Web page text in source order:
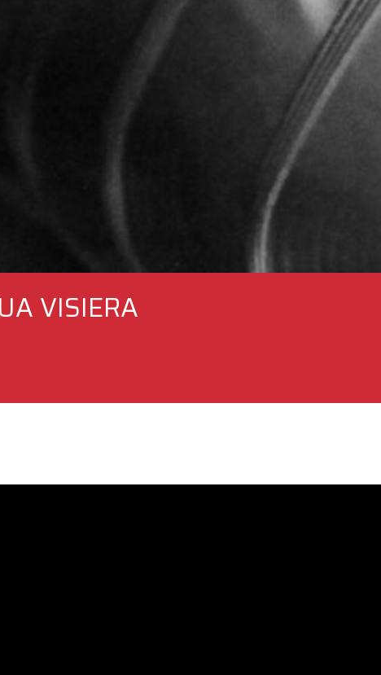
VISIERA